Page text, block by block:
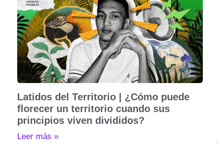
Latidos del Territorio | ¿Cómo puede
florecer un territorio cuando sus
principios viven divididos?
Leer más »